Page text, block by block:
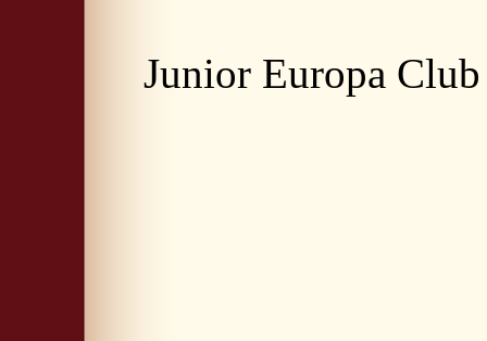
Junior Europa